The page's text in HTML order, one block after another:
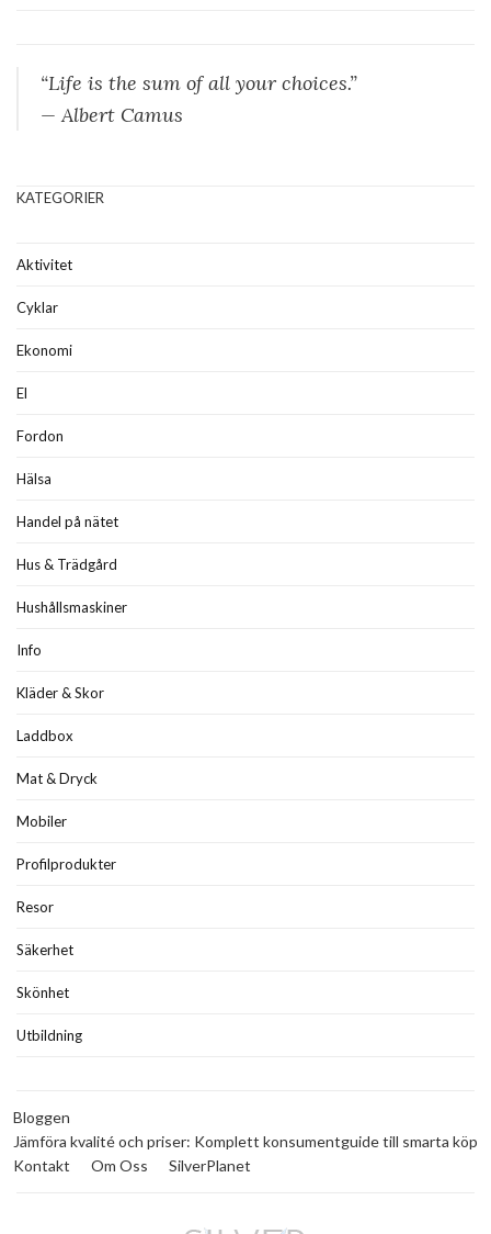
“Life is the sum of all your choices.”
— Albert Camus
KATEGORIER
Aktivitet
Cyklar
Ekonomi
El
Fordon
Hälsa
Handel på nätet
Hus & Trädgård
Hushållsmaskiner
Info
Kläder & Skor
Laddbox
Mat & Dryck
Mobiler
Profilprodukter
Resor
Säkerhet
Skönhet
Utbildning
Bloggen
Jämföra kvalité och priser: Komplett konsumentguide till smarta köp
Kontakt
Om Oss SilverPlanet